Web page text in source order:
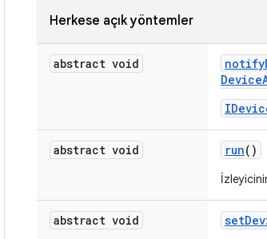
Herkese açık yöntemler
abstract void notify
Device
abstract void run()
abstract void set